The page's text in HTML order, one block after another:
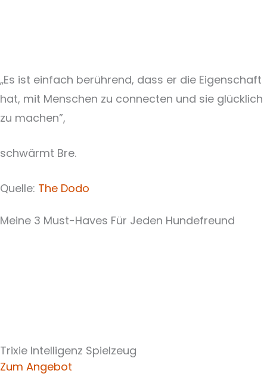
„Es ist einfach berührend, dass er die Eigenschaft
hat, mit Menschen zu connecten und sie glücklich
zu machen”,
schwärmt Bre.
Quelle: The Dodo
Meine 3 Must-Haves Für Jeden Hundefreund​
Trixie Intelligenz Spielzeug
Zum Angebot